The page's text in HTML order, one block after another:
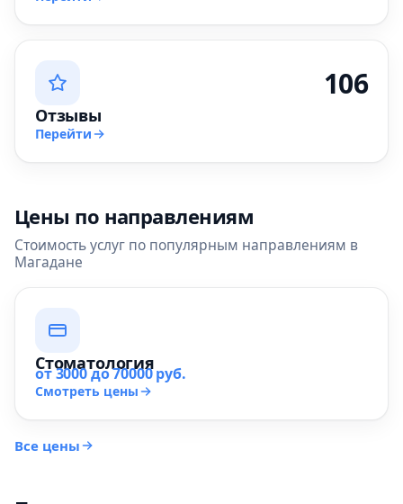
106
Отзывы
Перейти
Цены по направлениям
Стоимость услуг по популярным направлениям в
Магадане
Стоматология
от 3000 до 70000 руб.
Смотреть цены
Все цены